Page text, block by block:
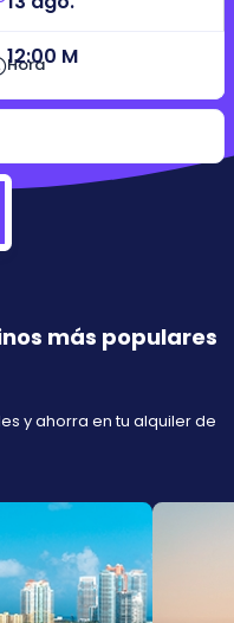
Hora
12:00 M
más populares
y ahorra en tu alquiler de